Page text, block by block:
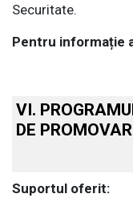
Securitate.
Pentru informație
VI.
DE
Suportul oferit: